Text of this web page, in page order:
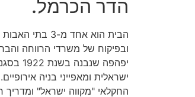
הדר הכרמל.
הבית הוא אחד
ובפיקוח של משרדי הרווחה
יפהפה
ישראלית ומאפייני בניה
החקלאי "מקווה ישראל"